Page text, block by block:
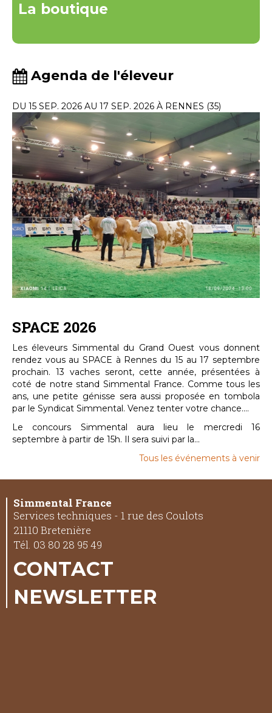
La boutique
Agenda de l'éleveur
DU 15 SEP. 2026 AU 17 SEP. 2026 À RENNES (35)
SPACE 2026
Les éleveurs Simmental du Grand Ouest vous donnent
rendez vous au SPACE à Rennes du 15 au 17 septembre
prochain. 13 vaches seront, cette année, présentées à
coté de notre stand Simmental France. Comme tous les
ans, une petite génisse sera aussi proposée en tombola
par le Syndicat Simmental. Venez tenter votre chance....
Le concours Simmental aura lieu le mercredi 16
septembre à partir de 15h. Il sera suivi par la...
Tous les événements à venir
Simmental France
Services techniques - 1 rue des Coulots
21110 Bretenière
Tél. 03 80 28 95 49
CONTACT
NEWSLETTER